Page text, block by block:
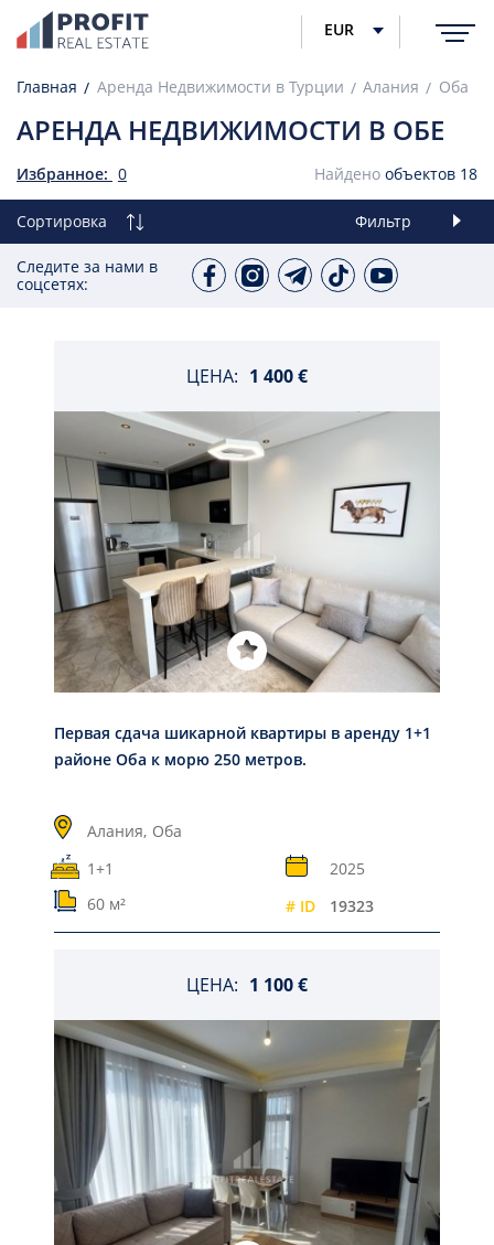
EUR
Главная Аренда Недвижимости в Турции Алания Оба
АРЕНДА НЕДВИЖИМОСТИ В ОБЕ
Избранное: 0 Найдено объектов 18
Сортировка Фильтр
Следите за нами в
соцсетях:
ЦЕНА: 1 400 €
Первая сдача шикарной квартиры в аренду 1+1
районе Оба к морю 250 метров.
Алания, Оба
1+1
2025
60 м²
# ID 19323
ЦЕНА: 1 100 €